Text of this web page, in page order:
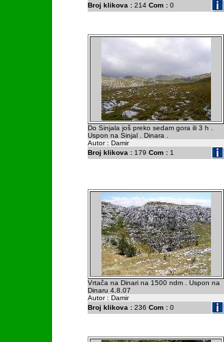
Broj klikova : 214 Com : 0
Do Sinjala još preko sedam gora ili 3 h .
Uspon na Sinjal . Dinara .
Autor : Damir
Broj klikova : 179 Com : 1
Vrtača na Dinari na 1500 ndm . Uspon na
Dinaru 4.8.07
Autor : Damir
Broj klikova : 236 Com : 0